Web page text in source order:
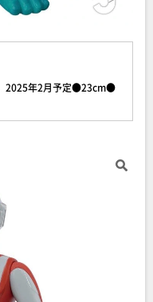
2025年2月予定●23cm●